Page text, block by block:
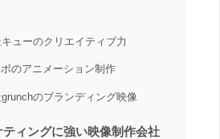
ューのクリエイティブ力
のアニメーション制作
のブランディング映像
ィングに強い映像制作会社